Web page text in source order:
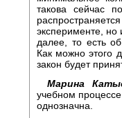
такова сейчас
эксперименте, но
далее, то есть
Как можно этого
закон будет
Марина
учебном
однозначна.